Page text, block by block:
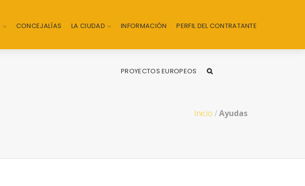
CONCEJALÍAS LA CIUDAD INFORMACIÓN PERFIL DEL CONTRATANTE
PROYECTOS EUROPEOS
Inicio /Ayudas